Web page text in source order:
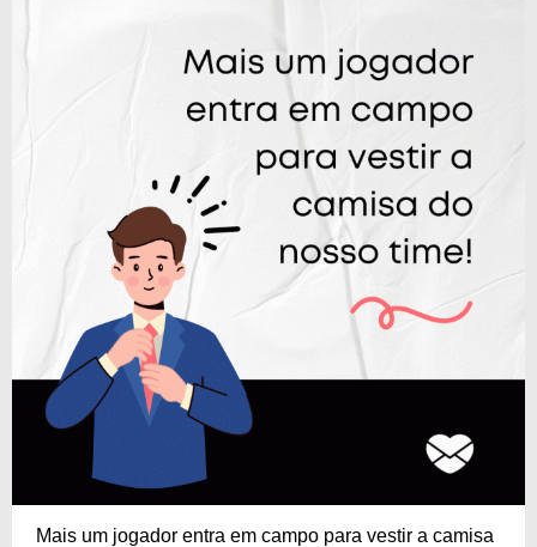
Mais um jogador entra em campo para vestir a camisa